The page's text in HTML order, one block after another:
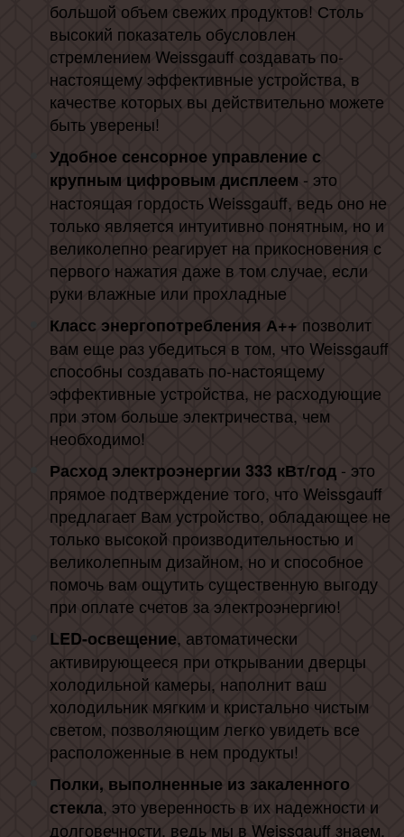
большой объем свежих продуктов! Столь
высокий показатель обусловлен
стремлением Weissgauff создавать по-
настоящему эффективные устройства, в
качестве которых вы действительно можете
быть уверены!
Удобное сенсорное управление с
крупным цифровым дисплеем - это
настоящая гордость Weissgauff, ведь оно не
только является интуитивно понятным, но и
великолепно реагирует на прикосновения с
первого нажатия даже в том случае, если
руки влажные или прохладные
Класс энергопотребления А++ позволит
вам еще раз убедиться в том, что Weissgauff
способны создавать по-настоящему
эффективные устройства, не расходующие
при этом больше электричества, чем
необходимо!
Расход электроэнергии 333 кВт/год - это
прямое подтверждение того, что Weissgauff
предлагает Вам устройство, обладающее не
только высокой производительностью и
великолепным дизайном, но и способное
помочь вам ощутить существенную выгоду
при оплате счетов за электроэнергию!
LED-освещение, автоматически
активирующееся при открывании дверцы
холодильной камеры, наполнит ваш
холодильник мягким и кристально чистым
светом, позволяющим легко увидеть все
расположенные в нем продукты!
Полки, выполненные из закаленного
стекла, это уверенность в их надежности и
долговечности, ведь мы в Weissgauff знаем,